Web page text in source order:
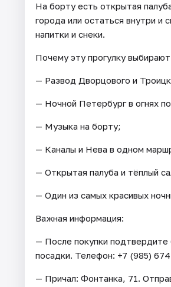
На борту есть открытая
города или остаться внутри и
напитки и снеки.
Почему эту прогулку
— Развод Дворцового и
— Ночной Петербург в огнях
— Музыка на борту;
— Каналы и Нева в одном
— Открытая палуба и тёплый
— Один из самых красивых
Важная информация:
— После покупки подтвердите
посадки. Телефон: +7 (985)
— Причал: Фонтанка, 71.